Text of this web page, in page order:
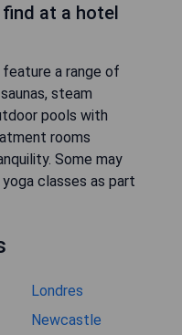
at a hotel
a range of
steam
pools with
rooms
Some may
classes as part
Londres
Newcastle